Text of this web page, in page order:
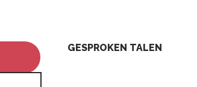
GESPROKEN TALEN
GESPROKEN TALEN